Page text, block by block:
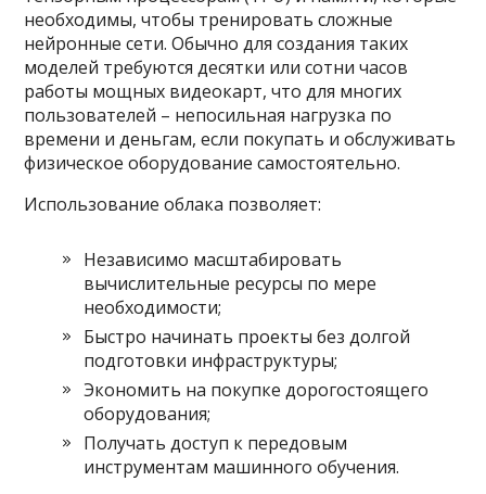
необходимы, чтобы тренировать сложные
нейронные сети. Обычно для создания таких
моделей требуются десятки или сотни часов
работы мощных видеокарт, что для многих
пользователей – непосильная нагрузка по
времени и деньгам, если покупать и обслуживать
физическое оборудование самостоятельно.
Использование облака позволяет:
Независимо масштабировать
вычислительные ресурсы по мере
необходимости;
Быстро начинать проекты без долгой
подготовки инфраструктуры;
Экономить на покупке дорогостоящего
оборудования;
Получать доступ к передовым
инструментам машинного обучения.